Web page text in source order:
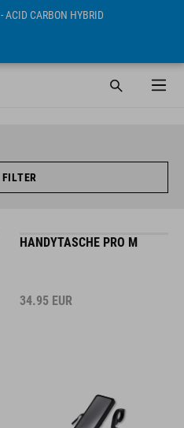
- ACID CARBON HYBRID
FILTER
HANDYTASCHE PRO M
34.95 EUR